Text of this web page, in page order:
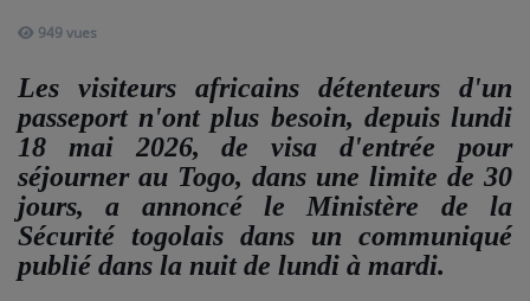
PHOTOS
PODCASTS
VIDÉOS
949 vues
Les visiteurs africains détenteurs d'un
passeport n'ont plus besoin, depuis lundi
18 mai 2026, de visa d'entrée pour
séjourner au Togo, dans une limite de 30
jours, a annoncé le Ministère de la
Sécurité togolais dans un communiqué
publié dans la nuit de lundi à mardi.